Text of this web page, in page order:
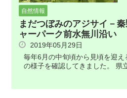
自然情報
まだつぼみのアジサイ－
ャーパーク前水無川沿い
2019年05月29日
毎年6月の中旬頃から見頃を迎え
の様子を確認してきました。 県